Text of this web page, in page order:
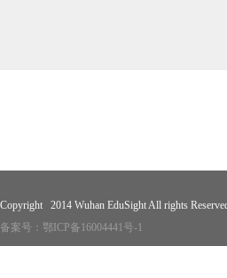
Copyright 2014 Wuhan EduSight All rights
备案号： 鄂ICP备16004441号-1